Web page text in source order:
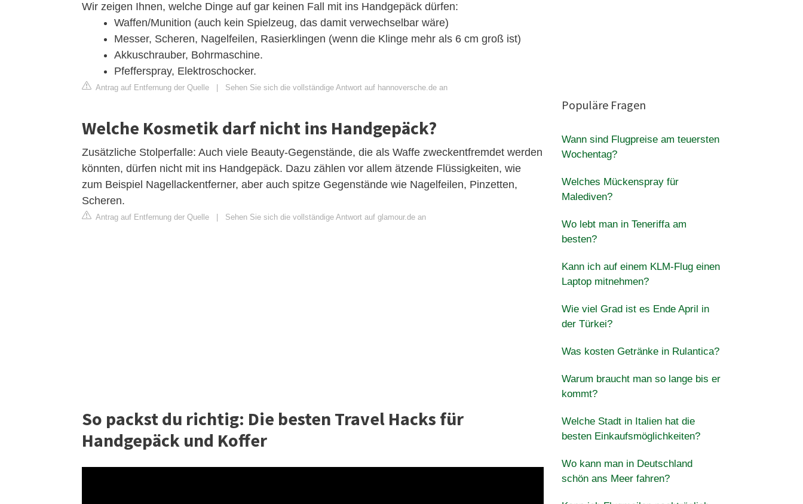
Wir zeigen Ihnen, welche Dinge auf gar keinen Fall mit ins Handgepäck dürfen:
Waffen/Munition (auch kein Spielzeug, das damit verwechselbar wäre)
Messer, Scheren, Nagelfeilen, Rasierklingen (wenn die Klinge mehr als 6 cm groß ist)
Akkuschrauber, Bohrmaschine.
Pfefferspray, Elektroschocker.
Antrag auf Entfernung der Quelle Sehen Sie sich die vollständige Antwort auf hannoversche.de an
Welche Kosmetik darf nicht ins Handgepäck?
Zusätzliche Stolperfalle: Auch viele Beauty-Gegenstände, die als Waffe zweckentfremdet werden
könnten, dürfen nicht mit ins Handgepäck. Dazu zählen vor allem ätzende Flüssigkeiten, wie
zum Beispiel Nagellackentferner, aber auch spitze Gegenstände wie Nagelfeilen, Pinzetten,
Scheren.
Antrag auf Entfernung der Quelle Sehen Sie sich die vollständige Antwort auf glamour.de an
So packst du richtig: Die besten Travel Hacks für
Handgepäck und Koffer
Populäre Fragen
Wann sind Flugpreise am teuersten
Wochentag?
Welches Mückenspray für
Malediven?
Wo lebt man in Teneriffa am
besten?
Kann ich auf einem KLM-Flug einen
Laptop mitnehmen?
Wie viel Grad ist es Ende April in
der Türkei?
Was kosten Getränke in Rulantica?
Warum braucht man so lange bis er
kommt?
Welche Stadt in Italien hat die
besten Einkaufsmöglichkeiten?
Wo kann man in Deutschland
schön ans Meer fahren?